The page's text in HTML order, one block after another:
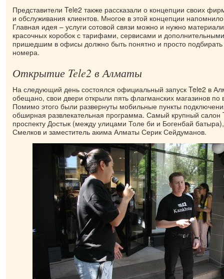
Представители Tele2 также рассказали о концепции своих
и обслуживания клиентов. Многое в этой концепции
Главная идея – услуги сотовой связи можно и нужно
красочных коробок с тарифами, сервисами и
пришедшим в офисы должно быть понятно и просто
номера.
Открытие Tele2 в Алматы
На следующий день состоялся официальный запуск Tele2 в
обещано, свои двери открыли пять флагманских магазинов
Помимо этого были развернуты мобильные пункты
обширная развлекательная программа. Самый крупный салон
проспекту Достык (между улицами Толе би и Богенбай
Смелков и заместитель акима Алматы Серик Сейдуманов.